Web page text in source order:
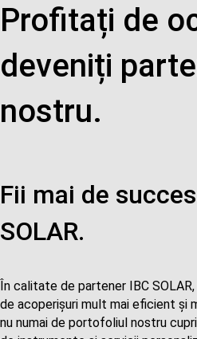
Profitați de
deveniți
nostru.
Fii mai de
SOLAR.
În calitate de partener IBC
de acoperișuri mult mai eficient și
nu numai de portofoliul nostru